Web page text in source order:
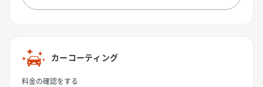
カーコーティング
料金の確認をする